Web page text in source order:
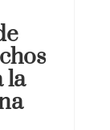
la